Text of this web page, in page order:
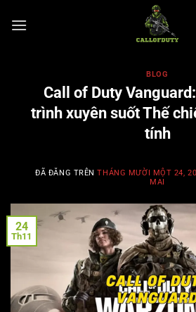
đến
BLOG
Call of Duty
trình xuyên suốt Thế
tính
ĐÃ ĐĂNG TRÊNTHÁNG MƯỜI MỘT 24,
MAI
24
Th11